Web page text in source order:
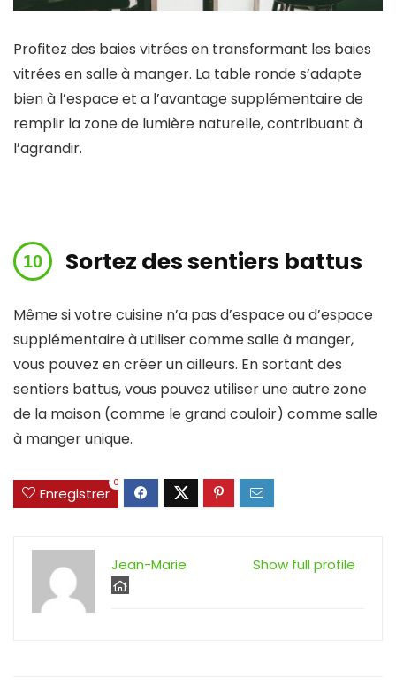
Profitez des baies vitrées en transformant les baies
vitrées en salle à manger. La table ronde s’adapte
bien à l’espace et a l’avantage supplémentaire de
remplir la zone de lumière naturelle, contribuant à
l’agrandir.
Sortez des sentiers battus
Même si votre cuisine n’a pas d’espace ou d’espace
supplémentaire à utiliser comme salle à manger,
vous pouvez en créer un ailleurs. En sortant des
sentiers battus, vous pouvez utiliser une autre zone
de la maison (comme le grand couloir) comme salle
à manger unique.
Enregistrer
0
Show full profile
Jean-Marie